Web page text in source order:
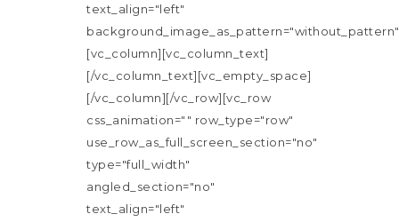
text_align="left"
[vc_column][vc_column_text]
[/vc_column_text][vc_empty_space]
[/vc_column][/vc_row][vc_row
css_animation="" row_type="row"
use_row_as_full_screen_section="no"
type="full_width"
angled_section="no"
text_align="left"